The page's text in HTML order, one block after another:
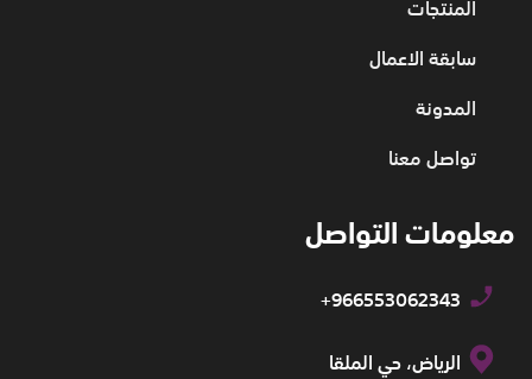
المنتجات
سابقة الاعمال
المدونة
تواصل معنا
معلومات التواصل
+966553062343
الرياض، حي الملقا